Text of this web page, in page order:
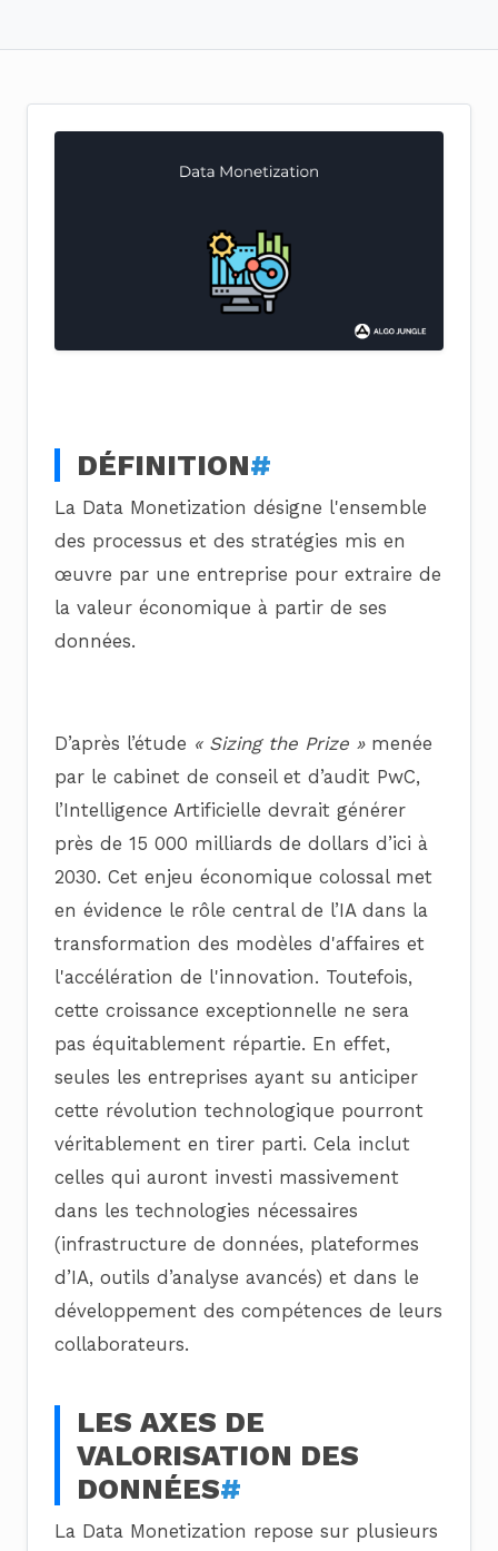
DÉFINITION#
La Data Monetization désigne l'ensemble
des processus et des stratégies mis en
œuvre par une entreprise pour extraire de
la valeur économique à partir de ses
données.
D’après l’étude « Sizing the Prize »menée
par le cabinet de conseil et d’audit PwC,
l’Intelligence Artificielle devrait générer
près de 15 000 milliards de dollars d’ici à
2030. Cet enjeu économique colossal met
en évidence le rôle central de l’IA dans la
transformation des modèles d'affaires et
l'accélération de l'innovation. Toutefois,
cette croissance exceptionnelle ne sera
pas équitablement répartie. En effet,
seules les entreprises ayant su anticiper
cette révolution technologique pourront
véritablement en tirer parti. Cela inclut
celles qui auront investi massivement
dans les technologies nécessaires
(infrastructure de données, plateformes
d’IA, outils d’analyse avancés) et dans le
développement des compétences de leurs
collaborateurs.
LES AXES DE
VALORISATION DES
DONNÉES#
La Data Monetization repose sur plusieurs